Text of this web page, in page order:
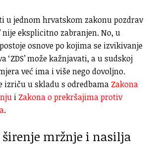
u jednom hrvatskom zakonu pozdrav
nije eksplicitno zabranjen. No, u
osnove po kojima se izvikivanje
‘ZDS’ može kažnjavati, a u sudskoj
već ima i više nego dovoljno.
izriču u skladu s odredbama Zakona
i Zakona o prekršajima protiv
.
širenje mržnje i nasilja